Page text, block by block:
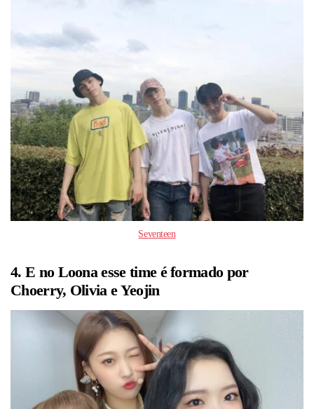
Seventeen
4. E no Loona esse time é formado por
Choerry, Olivia e Yeojin